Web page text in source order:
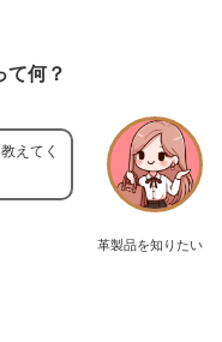
て何？
革製品を知りたい
えてく